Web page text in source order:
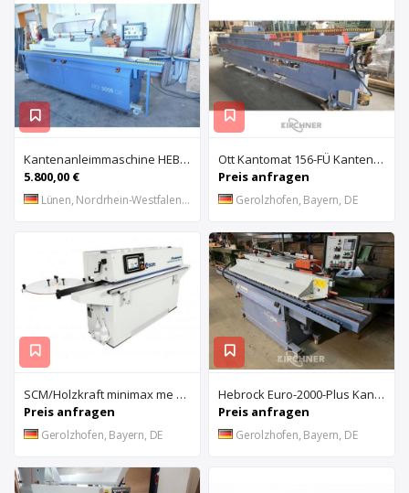
Kantenanleimmaschine HEBROCK
5.800,00 €
Lünen, Nordrhein-Westfalen, DE
Ott Kantomat 156-FÜ Kantenanleimmaschine
Preis anfragen
Gerolzhofen, Bayern, DE
SCM/Holzkraft minimax me 35 t s Kantenanleimmaschine
Preis anfragen
Gerolzhofen, Bayern, DE
Hebrock Euro-2000-Plus Kantenanleimmaschine
Preis anfragen
Gerolzhofen, Bayern, DE